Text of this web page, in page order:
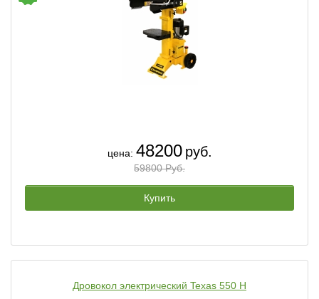
цена: 48200 руб.
59800 Руб.
Купить
Дровокол электрический Texas 550 H